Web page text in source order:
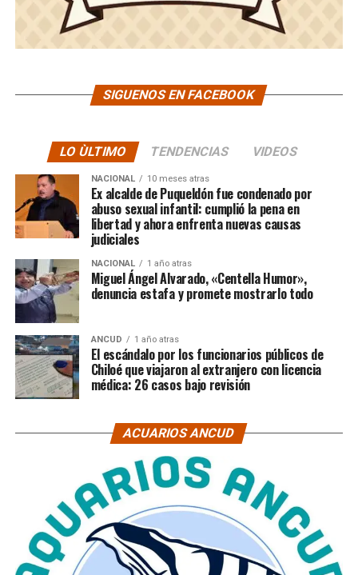
SIGUENOS EN FACEBOOK
LO ÙLTIMO TENDENCIAS VIDEOS
NACIONAL 10 meses atras
Ex alcalde de Puqueldón fue condenado por
abuso sexual infantil: cumplió la pena en
libertad y ahora enfrenta nuevas causas
judiciales
NACIONAL 1 año atras
Miguel Ángel Alvarado, «Centella Humor»,
denuncia estafa y promete mostrarlo todo
ANCUD 1 año atras
El escándalo por los funcionarios públicos de
Chiloé que viajaron al extranjero con licencia
médica: 26 casos bajo revisión
ACUARIOS ANCUD